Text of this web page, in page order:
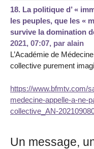
18. La politique d’ «
les peuples, que les «
survive la domination
2021, 07:07, par alain
L’Académie de
collective purement
https://www.bfmtv.com/
medecine-appelle-a-ne-
collective_AN-
Un message,